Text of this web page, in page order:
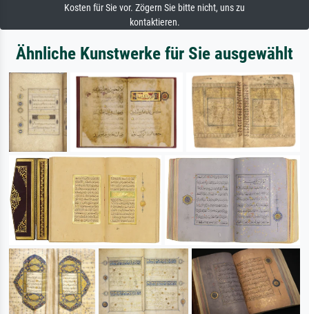
Kosten für Sie vor. Zögern Sie bitte nicht, uns zu
kontaktieren.
Ähnliche Kunstwerke für Sie ausgewählt